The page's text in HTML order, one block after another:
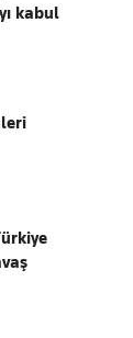
kabul